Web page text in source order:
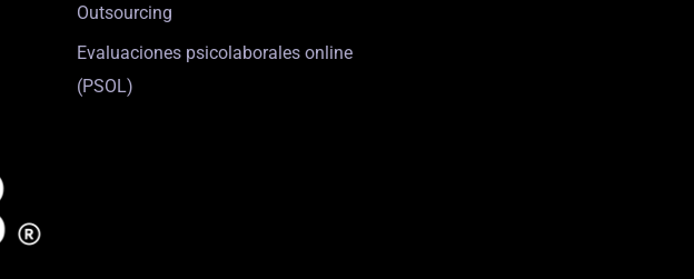
Outsourcing
Evaluaciones psicolaborales online
(PSOL)